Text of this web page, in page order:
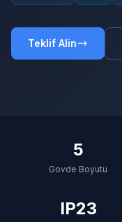
Teklif Alin
5
Govde Boyutu
IP23